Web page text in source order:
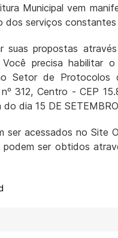
Municipal vem
dos serviços
suas propostas
precisa habilitar o
Setor de Protocolos
312, Centro - CEP
dia 15 DE
ser acessados no Site
podem ser obtidos